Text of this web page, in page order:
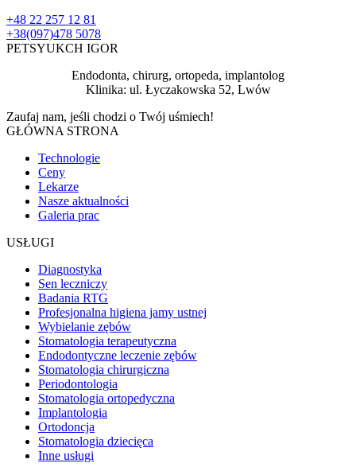
+48 22 257 12 81
+38(097)478 5078
PETSYUKCH IGOR
Endodonta, chirurg, ortopeda, implantolog
Klinika: ul. Łyczakowska 52, Lwów
Zaufaj nam, jeśli chodzi o Twój uśmiech!
GŁÓWNA STRONA
Technologie
Ceny
Lekarze
Nasze aktualności
Galeria prac
USŁUGI
Diagnostyka
Sen leczniczy
Badania RTG
Profesjonalna higiena jamy ustnej
Wybielanie zębów
Stomatologia terapeutyczna
Endodontyczne leczenie zębów
Stomatologia chirurgiczna
Periodontologia
Stomatologia ortopedyczna
Implantologia
Ortodoncja
Stomatologia dziecięca
Inne usługi